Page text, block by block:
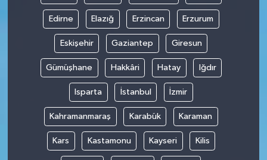
Edirne Elazığ Erzincan Erzurum
Eskişehir Gaziantep Giresun
Gümüşhane Hakkâri Hatay Iğdır
Isparta İstanbul İzmir
Kahramanmaraş Karabük Karaman
Kars Kastamonu Kayseri Kilis